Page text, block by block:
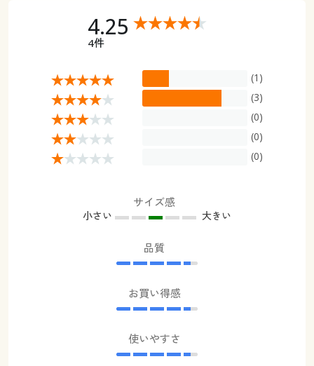
ご利用ガイド
よくある質問とお問い合わせ
よくある質問とお問い合わせ
4.25
4件
(1)
(3)
(0)
(0)
(0)
サイズ感
小さい 大きい
品質
お買い得感
使いやすさ